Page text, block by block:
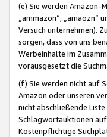
(e) Sie werden Amazon-
„ammazon“,
Versuch unternehmen).
sorgen, dass von uns
Werbeinhalte im
vorausgesetzt die
(f) Sie werden nicht auf
Amazon oder unseren
nicht abschließende
Schlagwortauktionen auf
Kostenpflichtige